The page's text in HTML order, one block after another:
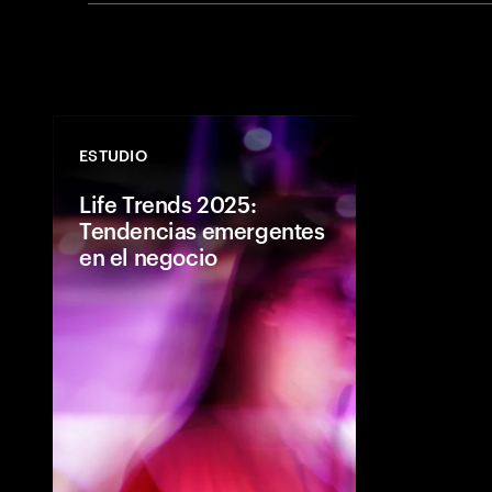
ESTUDIO
Life Trends 2025:
Tendencias emergentes
en el negocio